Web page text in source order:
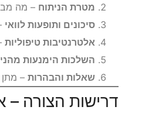
מטרת הניתוח – מה
סיכונים ותופעות לוואי
אלטרנטיבות טיפוליות
השלכות הימנעות
שאלות והבהרות –
דרישות הצורה –